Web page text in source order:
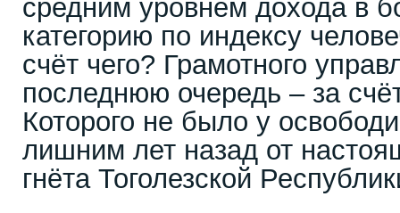
средним уровнем дохода в
категорию по индексу
счёт чего? Грамотного
последнюю очередь – за
Которого не было у
лишним лет назад от
гнёта Тоголезской